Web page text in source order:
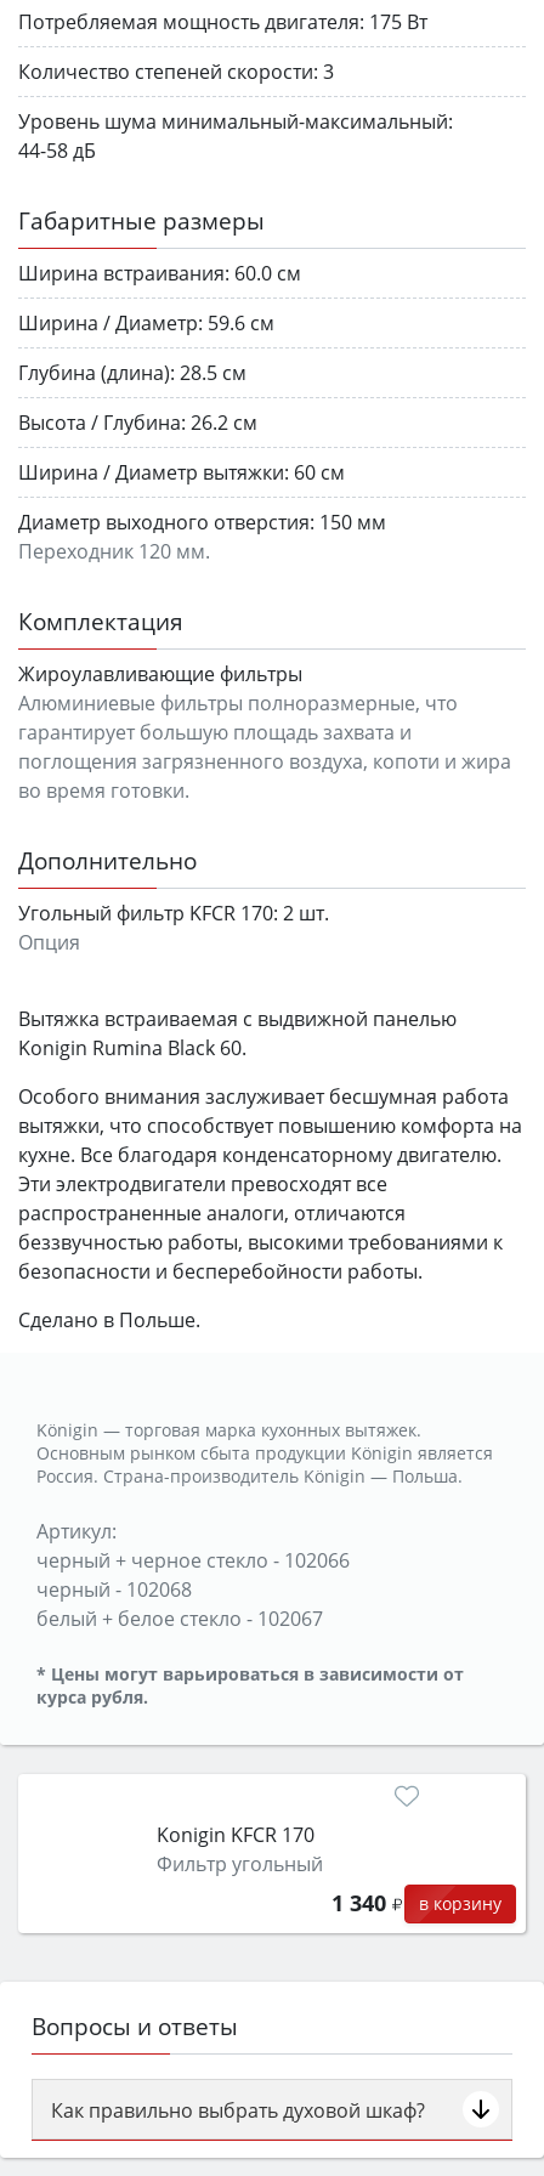
Потребляемая мощность двигателя: 175 Вт
Количество степеней скорости: 3
Уровень шума минимальный-максимальный:
44-58 дБ
Габаритные размеры
Ширина встраивания: 60.0 см
Ширина / Диаметр: 59.6 см
Глубина (длина): 28.5 см
Высота / Глубина: 26.2 см
Ширина / Диаметр вытяжки: 60 см
Диаметр выходного отверстия: 150 мм
Переходник 120 мм.
Комплектация
Жироулавливающие фильтры
Алюминиевые фильтры полноразмерные, что
гарантирует большую площадь захвата и
поглощения загрязненного воздуха, копоти и жира
во время готовки.
Дополнительно
Угольный фильтр KFCR 170: 2 шт.
Опция
Вытяжка встраиваемая с выдвижной панелью
Konigin Rumina Black 60.
Особого внимания заслуживает бесшумная работа
вытяжки, что способствует повышению комфорта на
кухне. Все благодаря конденсаторному двигателю.
Эти электродвигатели превосходят все
распространенные аналоги, отличаются
беззвучностью работы, высокими требованиями к
безопасности и бесперебойности работы.
Сделано в Польше.
Königin — торговая марка кухонных вытяжек.
Основным рынком сбыта продукции Königin является
Россия. Страна-производитель Königin — Польша.
Артикул:
черный + черное стекло - 102066
черный - 102068
белый + белое стекло - 102067
* Цены могут варьироваться в зависимости от
курса рубля.
Konigin KFCR 170
Фильтр угольный
1 340 в корзину
Вопросы и ответы
Как правильно выбрать духовой шкаф?
Сначала определитесь с типом (газовый или